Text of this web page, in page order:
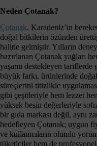
Neden Çotanak?
Çotanak, Karadeniz’in
doğal bitkilerin özünden
haline gelmiştir. Yılların
hazırlanan Çotanak yağları
yaşamı destekleyen
büyük farkı, ürünlerinde
süreçlerini titizlikle
gibi çeşitleriyle hem lezzet
yüksek besin değerleriyle
bir gıda markası değil, aynı
hedefleyen Çotanak; uygun
ve kullanıcıların olumlu
tüketiciler hem de